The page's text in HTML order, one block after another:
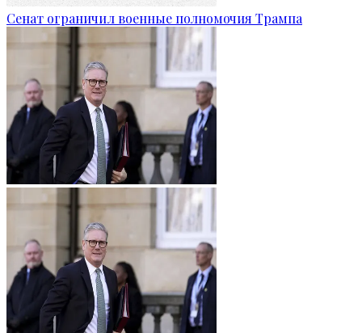
Сенат ограничил военные полномочия Трампа